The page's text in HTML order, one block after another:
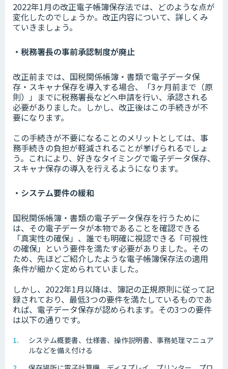
2022年1月の改正電子帳簿保存法では、どのような点が
変化したのでしょうか。改正内容について、詳しくみ
ていきましょう。
・税務署長の事前承認制度が廃止
改正前までは、国税関係帳簿・書類で電子データ保
存・スキャナ保存を導入する場合、「3ヶ月前まで（原
則）」までに税務署長などへ申請を行い、承認される
必要がありました。しかし、改正後はこの手続きが不
要になります。
この手続きが不要になることのメリットとしては、事
務手続きの負担が軽減されることが挙げられるでしょ
う。これにより、好きなタイミングで電子データ保存、
スキャナ保存の導入を行えるようになります。
・システム要件の緩和
国税関係帳簿・書類の電子データ保存を行うために
は、その電子データが本物であることを確認できる
「真実性の確保」、誰でも明確に視認できる「可視性
の確保」という要件を満たす必要がありました。その
ため、先ほどご紹介したような電子帳簿保存法の適用
条件が細かく定められていました。
しかし、2022年1月以降は、簿記の正規原則に従って記
録されており、最低3つの要件を満たしているものであ
れば、電子データ保存が認められます。その3つの要件
は以下の通りです。
システム概要書、仕様書、操作説明書、事務処理マニュア
ルなどを備え付ける